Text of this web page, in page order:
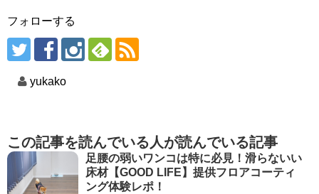
フォローする
yukako
この記事を読んでいる人が読んでいる記事
足腰の弱いワンコは特に必見！滑らないい
床材【GOOD LIFE】提供フロアコーティ
ング体験レポ！